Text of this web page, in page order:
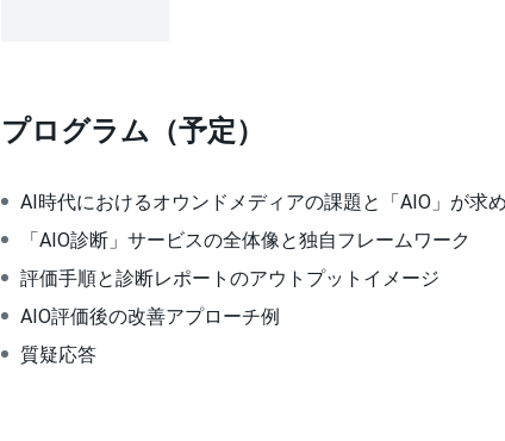
プログラム（予定）
AI時代におけるオウンドメディアの課題と「AIO」が求
「AIO診断」サービスの全体像と独自フレームワーク
評価手順と診断レポートのアウトプットイメージ
AIO評価後の改善アプローチ例
質疑応答